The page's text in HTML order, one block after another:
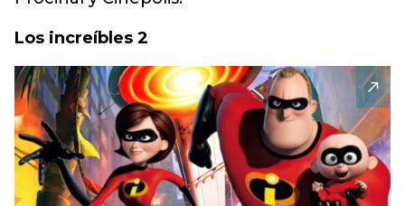
Los increíbles 2